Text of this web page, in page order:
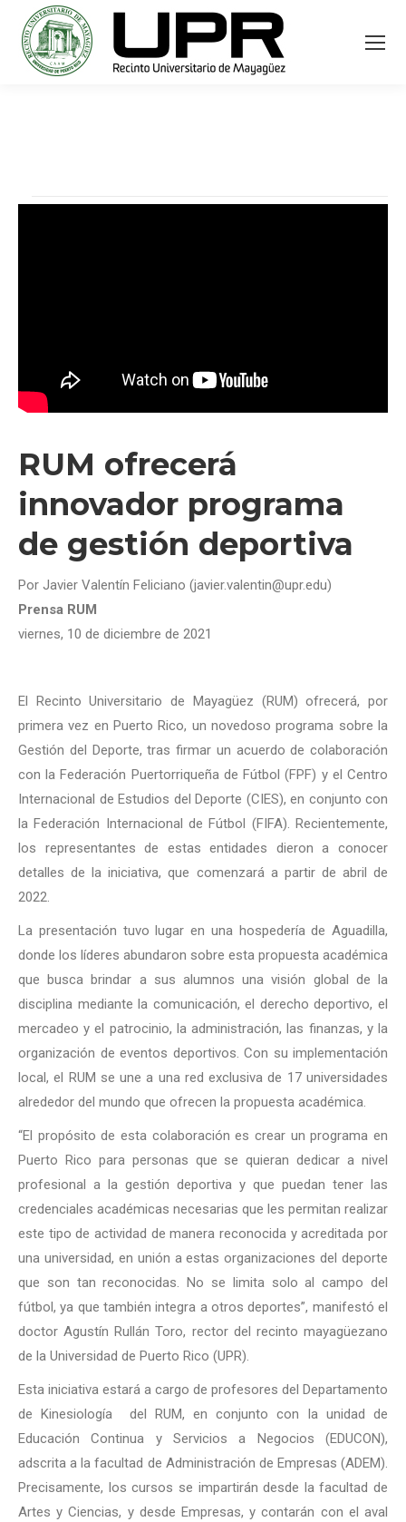
RUM ofrecerá
innovador programa
de gestión deportiva
Por Javier Valentín Feliciano (javier.valentin@upr.edu)
Prensa RUM
viernes, 10 de diciembre de 2021
El Recinto Universitario de Mayagüez (RUM) ofrecerá, por
primera vez en Puerto Rico, un novedoso programa sobre la
Gestión del Deporte, tras firmar un acuerdo de colaboración
con la Federación Puertorriqueña de Fútbol (FPF) y el Centro
Internacional de Estudios del Deporte (CIES), en conjunto con
la Federación Internacional de Fútbol (FIFA). Recientemente,
los representantes de estas entidades dieron a conocer
detalles de la iniciativa, que comenzará a partir de abril de
2022.
La presentación tuvo lugar en una hospedería de Aguadilla,
donde los líderes abundaron sobre esta propuesta académica
que busca brindar a sus alumnos una visión global de la
disciplina mediante la comunicación, el derecho deportivo, el
mercadeo y el patrocinio, la administración, las finanzas, y la
organización de eventos deportivos. Con su implementación
local, el RUM se une a una red exclusiva de 17 universidades
alrededor del mundo que ofrecen la propuesta académica.
“El propósito de esta colaboración es crear un programa en
Puerto Rico para personas que se quieran dedicar a nivel
profesional a la gestión deportiva y que puedan tener las
credenciales académicas necesarias que les permitan realizar
este tipo de actividad de manera reconocida y acreditada por
una universidad, en unión a estas organizaciones del deporte
que son tan reconocidas. No se limita solo al campo del
fútbol, ya que también integra a otros deportes”, manifestó el
doctor Agustín Rullán Toro, rector del recinto mayagüezano
de la Universidad de Puerto Rico (UPR).
Esta iniciativa estará a cargo de profesores del Departamento
de Kinesiología del RUM, en conjunto con la unidad de
Educación Continua y Servicios a Negocios (EDUCON),
adscrita a la facultad de Administración de Empresas (ADEM).
Precisamente, los cursos se impartirán desde la facultad de
Artes y Ciencias, y desde Empresas, y contarán con el aval